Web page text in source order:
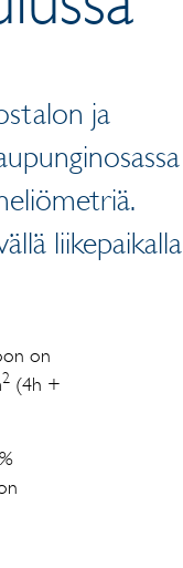
ja
liikepaikalla
on
2 (4h +